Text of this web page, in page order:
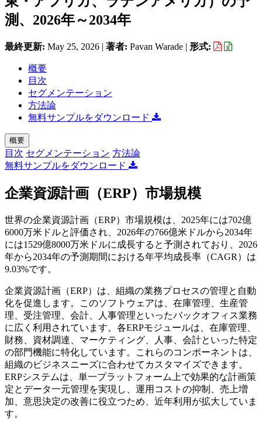
測、2026年～2034年
最終更新: May 25, 2026 | 著者: Pavan Warade | 形式:
概要
目次
セグメンテーション
方法論
無料サンプルをダウンロード
概要
目次 セグメンテーション 方法論
無料サンプルをダウンロード
企業資源計画（ERP）市場規模
世界の企業資源計画（ERP）市場規模は、2025年には702億
6000万米ドルと評価され、2026年の766億米ドルから2034年
には1529億8000万米ドルに成長すると予測されており、2026
年から2034年の予測期間における年平均成長率（CAGR）は
9.03%です。
企業資源計画（ERP）は、組織の業務プロセスの管理と自動
化を促進します。このソフトウェアは、在庫管理、生産管
理、受注管理、会計、人事管理といったバックオフィス業務
に広く利用されています。各ERPモジュールは、在庫管理、
財務、資材調達、マーケティング、人事、会計といった特定
の部門機能に特化しています。これらのコンポーネントは、
組織のビジネスニーズに合わせてカスタマイズできます。
ERPシステムは、単一プラットフォーム上で効果的な計画策
定とデータ一元管理を実現し、運用コストの抑制、売上増
加、意思決定の改善に役立つため、近年利用が拡大していま
す。